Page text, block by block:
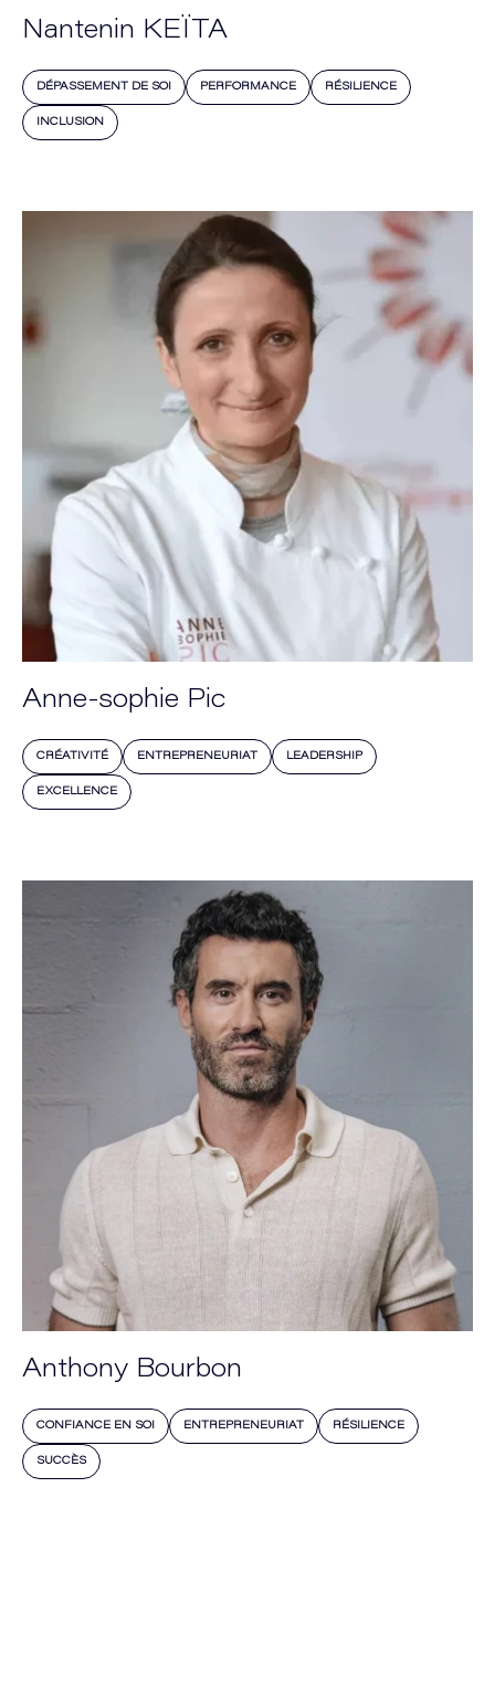
Nantenin KEÏTA
DÉPASSEMENT DE SOI PERFORMANCE RÉSILIENCE
INCLUSION
Anne-sophie Pic
CRÉATIVITÉ ENTREPRENEURIAT LEADERSHIP
EXCELLENCE
Anthony Bourbon
CONFIANCE EN SOI ENTREPRENEURIAT RÉSILIENCE
SUCCÈS